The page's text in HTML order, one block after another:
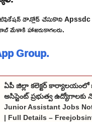
డౌన్లోడ్ చేసుకొని Apssdc
మేళాకి హాజరుకాగలరు.
Group.
ఏపీ జిల్లా కలెక్టర్
అసిస్టెంట్ ప్రభుత్వ ఉద్యోగాలకు
Junior Assistant Jobs
| Full Details –